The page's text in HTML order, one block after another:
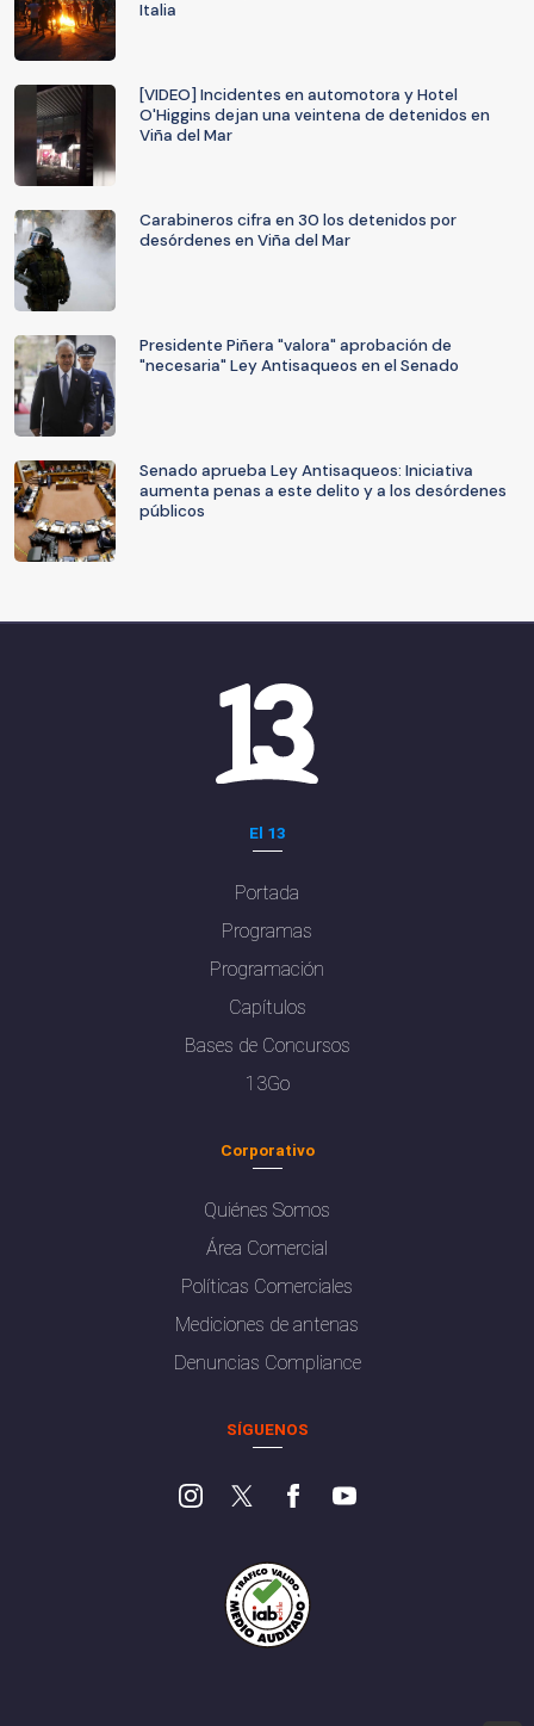
Italia
[VIDEO] Incidentes en automotora y Hotel
O'Higgins dejan una veintena de detenidos en
Viña del Mar
Carabineros cifra en 30 los detenidos por
desórdenes en Viña del Mar
Presidente Piñera "valora" aprobación de
"necesaria" Ley Antisaqueos en el Senado
Senado aprueba Ley Antisaqueos: Iniciativa
aumenta penas a este delito y a los desórdenes
públicos
El 13
Portada
Programas
Programación
Capítulos
Bases de Concursos
13Go
Corporativo
Quiénes Somos
Área Comercial
Políticas Comerciales
Mediciones de antenas
Denuncias Compliance
SÍGUENOS